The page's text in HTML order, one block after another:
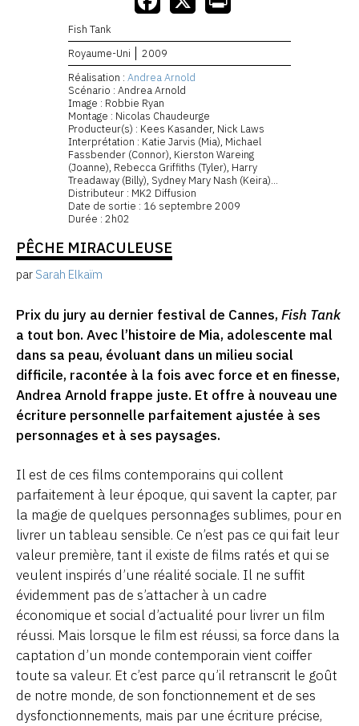
Fish Tank
Royaume-Uni
2009
Réalisation : Andrea Arnold
Scénario : Andrea Arnold
Image : Robbie Ryan
Montage : Nicolas Chaudeurge
Producteur(s) : Kees Kasander, Nick Laws
Interprétation : Katie Jarvis (Mia), Michael
Fassbender (Connor), Kierston Wareing
(Joanne), Rebecca Griffiths (Tyler), Harry
Treadaway (Billy), Sydney Mary Nash (Keira)...
Distributeur : MK2 Diffusion
Date de sortie : 16 septembre 2009
Durée : 2h02
PÊCHE MIRACULEUSE
par Sarah Elkaïm
Prix du jury au dernier festival de Cannes, Fish Tank
a tout bon. Avec l’histoire de Mia, adolescente mal
dans sa peau, évoluant dans un milieu social
difficile, racontée à la fois avec force et en finesse,
Andrea Arnold frappe juste. Et offre à nouveau une
écriture personnelle parfaitement ajustée à ses
personnages et à ses paysages.
Il est de ces films contemporains qui collent
parfaitement à leur époque, qui savent la capter, par
la magie de quelques personnages sublimes, pour en
livrer un tableau sensible. Ce n’est pas ce qui fait leur
valeur première, tant il existe de films ratés et qui se
veulent inspirés d’une réalité sociale. Il ne suffit
évidemment pas de s’attacher à un cadre
économique et social d’actualité pour livrer un film
réussi. Mais lorsque le film est réussi, sa force dans la
captation d’un monde contemporain vient coiffer
toute sa valeur. Et c’est parce qu’il retranscrit le goût
de notre monde, de son fonctionnement et de ses
dysfonctionnements, mais par une écriture précise,